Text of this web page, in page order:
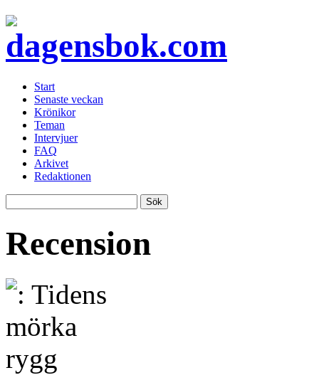
Start
Senaste veckan
Krönikor
Teman
Intervjuer
FAQ
Arkivet
Redaktionen
Recension